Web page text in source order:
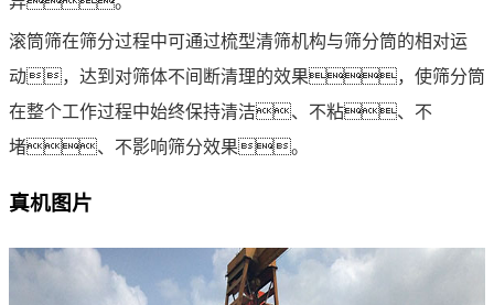
滚筒筛在筛分过程中可通过梳型清筛机构与筛分筒的相对运
动，达到对筛体不间断清理的效果，使筛分筒
在整个工作过程中始终保持清洁、不粘、不
堵、不影响筛分效果。
真机图片